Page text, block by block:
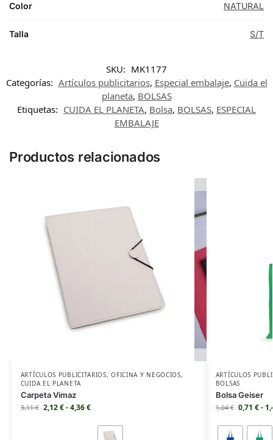
Color NATURAL
Talla S/T
SKU: MK1177
Categorías: Artículos publicitarios, Especial embalaje, Cuida el
planeta, BOLSAS
Etiquetas: CUIDA EL PLANETA, Bolsa, BOLSAS, ESPECIAL
EMBALAJE
Productos relacionados
ARTÍCULOS PUBLICITARIOS,OFICINA Y NEGOCIOS,
CUIDA EL PLANETA
Carpeta Vimaz
3,11€ 2,12€-4,36€
ARTÍCULOS
BOLSAS
Bolsa Geiser
1,04€ 0,71 €-